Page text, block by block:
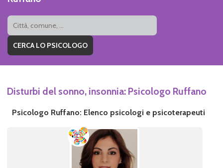
Disturbi del sonno, insonnia: Psicologo Ruffano
Psicologo Ruffano: Elenco psicologi e psicoterapeuti